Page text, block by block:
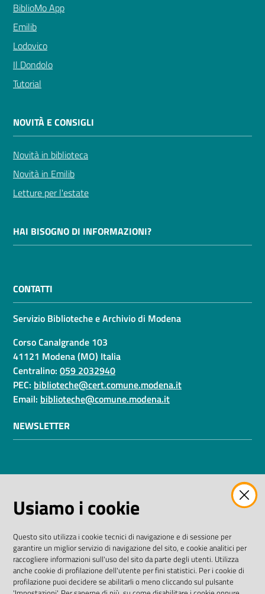
BiblioMo App
Emilib
Lodovico
Il Dondolo
Tutorial
NOVITÀ E CONSIGLI
Novità in biblioteca
Novità in Emilib
Letture per l'estate
HAI BISOGNO DI INFORMAZIONI?
CONTATTI
Servizio Biblioteche e Archivio di Modena
Corso Canalgrande 103
41121 Modena (MO) Italia
Centralino: 059 2032940
PEC: biblioteche@cert.comune.modena.it
Email: biblioteche@comune.modena.it
NEWSLETTER
I dati personali pubblicati sono riutilizzabili solo alle
2003/98/CE e dal D. Lgs. n. 36/2006
SEGUICI SU
Usiamo i cookie
Questo sito utilizza i cookie tecnici di navigazione e di sessione per
garantire un miglior servizio di navigazione del sito, e cookie analitici per
raccogliere informazioni sull'uso del sito da parte degli utenti. Utilizza
anche cookie di profilazione dell'utente per fini statistici. Per i cookie di
profilazione puoi decidere se abilitarli o meno cliccando sul pulsante